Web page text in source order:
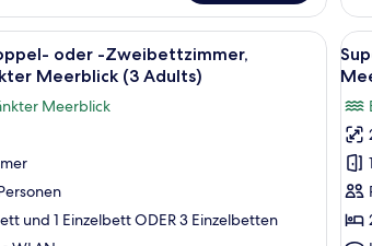
(3
Daunenbettdecken, Minibar,
oder -Zweibettzimmer,
Meerblick (3 Adults)
Meerblick
und 1 Einzelbett ODER 3 Einzelbetten
Alle5